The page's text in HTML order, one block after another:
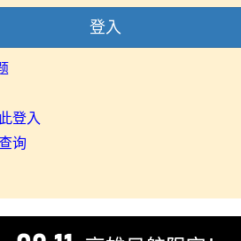
登入
登入
询